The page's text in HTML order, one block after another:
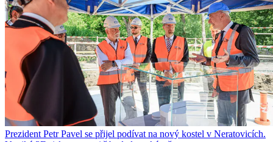
Prezident Petr Pavel se přijel podívat na nový kostel v Neratovicích.